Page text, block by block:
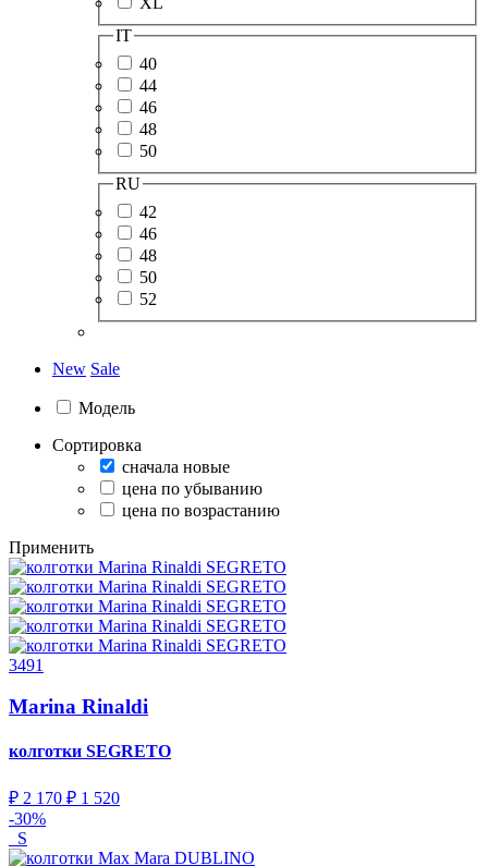
IT
40
44
46
48
50
RU
42
46
48
50
52
New Sale
Модель
Сортировка
сначала новые
цена по убыванию
цена по возрастанию
Применить
3491
Marina Rinaldi
колготки SEGRETO
₽ 2 170 ₽ 1 520
-30%
S